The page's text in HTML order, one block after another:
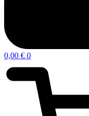
0,00 € 0